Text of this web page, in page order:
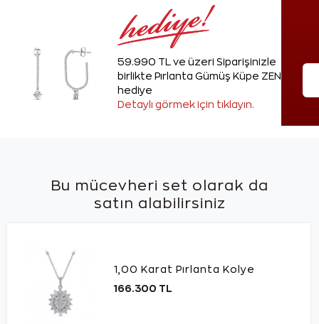
59.990 TL ve üzeri Siparişinizle
birlikte Pırlanta Gümüş Küpe ZEN'den
hediye
Detaylı görmek için tıklayın.
Bu mücevheri set olarak da
satın alabilirsiniz
1,00 Karat Pırlanta Kolye
166.300 TL